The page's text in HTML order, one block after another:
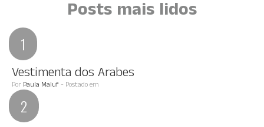
Posts mais lidos
Vestimenta dos Arabes
Por Paula Maluf - Postado em